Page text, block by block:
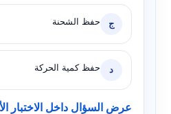
ج حفظ الشحنة
د حفظ كمية الحركة
عرض السؤال داخل الاختبار